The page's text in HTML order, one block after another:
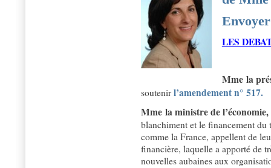
LES
Mme la
soutenir l’amendement n° 517.
Mme la ministre de
blanchiment et le financement
comme la France, appellent de
financière, laquelle a apporté de
nouvelles aubaines aux